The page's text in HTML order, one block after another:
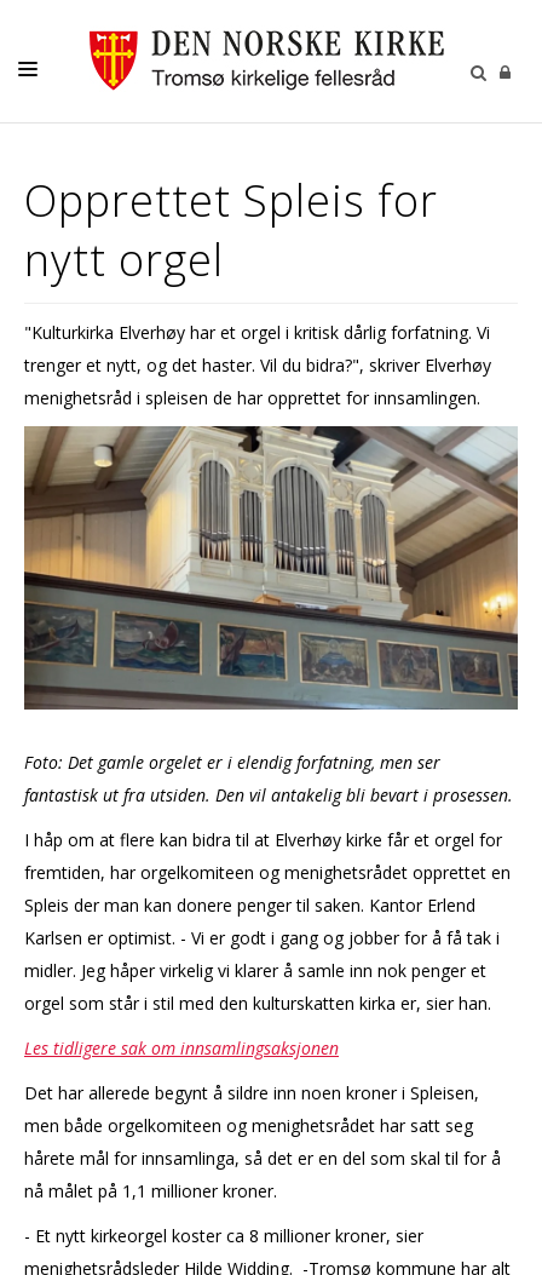
AKTIVITETER OG KONSERTER
KONFIRMASJON
VIGSEL
GRAVFERD
KONTAKT
Opprettet Spleis for
nytt orgel
"Kulturkirka Elverhøy har et orgel i kritisk dårlig forfatning. Vi
trenger et nytt, og det haster. Vil du bidra?", skriver Elverhøy
menighetsråd i spleisen de har opprettet for innsamlingen.
Foto: Det gamle orgelet er i elendig forfatning, men ser
fantastisk ut fra utsiden. Den vil antakelig bli bevart i prosessen.
I håp om at flere kan bidra til at Elverhøy kirke får et orgel for
fremtiden, har orgelkomiteen og menighetsrådet opprettet en
Spleis der man kan donere penger til saken. Kantor Erlend
Karlsen er optimist. - Vi er godt i gang og jobber for å få tak i
midler. Jeg håper virkelig vi klarer å samle inn nok penger et
orgel som står i stil med den kulturskatten kirka er, sier han.
Les tidligere sak om innsamlingsaksjonen
Det har allerede begynt å sildre inn noen kroner i Spleisen,
men både orgelkomiteen og menighetsrådet har satt seg
hårete mål for innsamlinga, så det er en del som skal til for å
nå målet på 1,1 millioner kroner.
- Et nytt kirkeorgel koster ca 8 millioner kroner, sier
menighetsrådsleder Hilde Widding. -Tromsø kommune har alt